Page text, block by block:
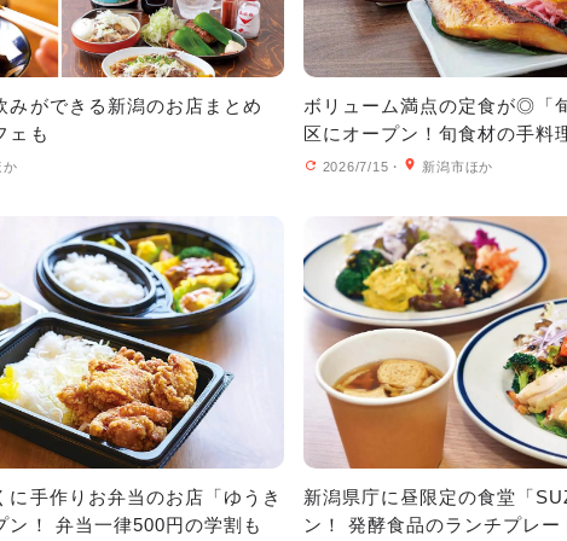
みができる新潟のお店まとめ
ェも
か
ボリューム満点の定食が◎「
区にオープン！旬食材の手料
2026/7/15 ・ 新潟市ほか
に手作りお弁当のお店「ゆうき
ン！ 弁当一律500円の学割も
新潟県庁に昼限定の食堂「
ン！ 発酵食品のランチプレ